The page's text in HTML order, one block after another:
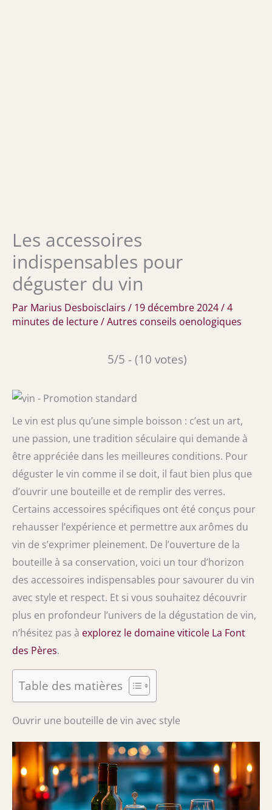
Les accessoires
indispensables pour
déguster du vin
Par Marius Desboisclairs / 19 décembre 2024/4
minutes de lecture/Autres conseils oenologiques
5/5 - (10 votes)
Le vin est plus qu’une simple boisson : c’est un art,
une passion, une tradition séculaire qui demande à
être appréciée dans les meilleures conditions. Pour
déguster le vin comme il se doit, il faut bien plus que
d’ouvrir une bouteille et de remplir des verres.
Certains accessoires spécifiques ont été conçus pour
rehausser l’expérience et permettre aux arômes du
vin de s’exprimer pleinement. De l’ouverture de la
bouteille à sa conservation, voici un tour d’horizon
des accessoires indispensables pour savourer du vin
avec style et respect. Et si vous souhaitez découvrir
plus en profondeur l’univers de la dégustation de vin,
n’hésitez pas à explorez le domaine viticole La Font
des Pères.
Table des matières
Ouvrir une bouteille de vin avec style